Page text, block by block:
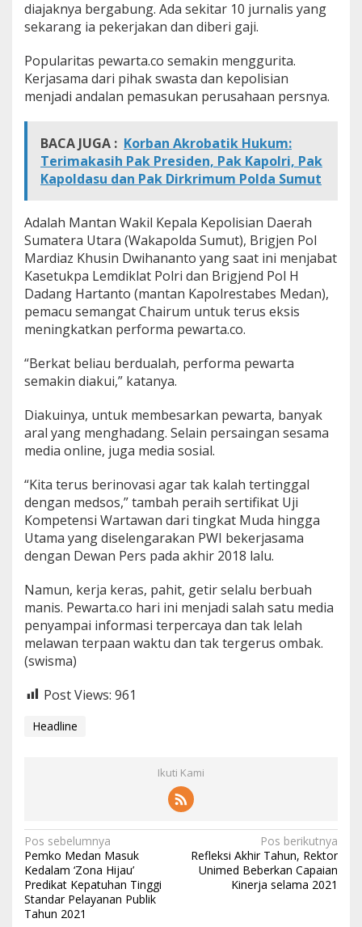
diajaknya bergabung. Ada sekitar 10 jurnalis yang
sekarang ia pekerjakan dan diberi gaji.
Popularitas pewarta.co semakin menggurita.
Kerjasama dari pihak swasta dan kepolisian
menjadi andalan pemasukan perusahaan persnya.
BACA JUGA : Korban Akrobatik Hukum:
Terimakasih Pak Presiden, Pak Kapolri, Pak
Kapoldasu dan Pak Dirkrimum Polda Sumut
Adalah Mantan Wakil Kepala Kepolisian Daerah
Sumatera Utara (Wakapolda Sumut), Brigjen Pol
Mardiaz Khusin Dwihananto yang saat ini menjabat
Kasetukpa Lemdiklat Polri dan Brigjend Pol H
Dadang Hartanto (mantan Kapolrestabes Medan),
pemacu semangat Chairum untuk terus eksis
meningkatkan performa pewarta.co.
“Berkat beliau berdualah, performa pewarta
semakin diakui,” katanya.
Diakuinya, untuk membesarkan pewarta, banyak
aral yang menghadang. Selain persaingan sesama
media online, juga media sosial.
“Kita terus berinovasi agar tak kalah tertinggal
dengan medsos,” tambah peraih sertifikat Uji
Kompetensi Wartawan dari tingkat Muda hingga
Utama yang diselengarakan PWI bekerjasama
dengan Dewan Pers pada akhir 2018 lalu.
Namun, kerja keras, pahit, getir selalu berbuah
manis. Pewarta.co hari ini menjadi salah satu media
penyampai informasi terpercaya dan tak lelah
melawan terpaan waktu dan tak tergerus ombak.
(swisma)
Post Views: 961
Headline
Ikuti Kami
N
a
v
i
Pos sebelumnya
Pemko Medan Masuk
Kedalam ‘Zona Hijau’
Predikat Kepatuhan Tinggi
Standar Pelayanan Publik
Tahun 2021
Pos berikutnya
Refleksi Akhir Tahun, Rektor
Unimed Beberkan Capaian
Kinerja selama 2021